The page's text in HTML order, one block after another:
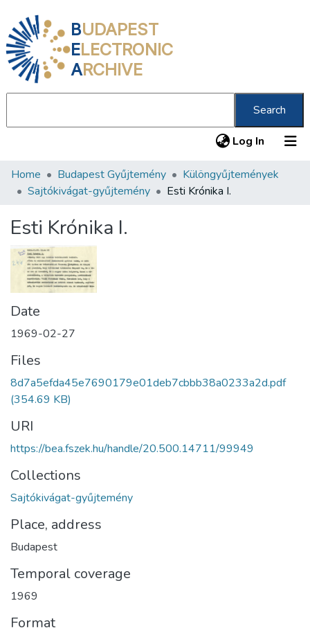
BUDAPEST
ELECTRONIC
ARCHIVE
Search
Log In (current)
Communities & Collections
Statistics
About us
Home Budapest Gyűjtemény
Különgyűjtemények
Sajtókivágat-gyűjtemény
Esti Krónika I.
Esti Krónika I.
Date
1969-02-27
Files
8d7a5efda45e7690179e01deb7cbbb38a0233a2d.pdf
(354.69 KB)
URI
https://bea.fszek.hu/handle/20.500.14711/99949
Collections
Sajtókivágat-gyűjtemény
Place, address
Budapest
Temporal coverage
1969
Format